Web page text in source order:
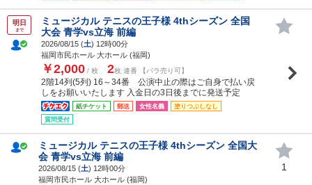
明日
まで
ミュージカル テニスの王子様 4thシーズン 全国
大会 青学vs立海 前編
2026/08/15 (土) 12時00分
福岡市民ホール 大ホール (福岡)
￥2,000 / 枚 2枚 連番 【バラ売り可】
2階14列(5列) 16～34番 公演中止の際はご自身で払い戻
しをお願いいたします 入金日の3日後までに発送予定
紙チケット 郵送 女性名義
塗りつぶしなし
質問受付
ミュージカル テニスの王子様 4thシーズン 全国大
会 青学vs立海 前編
2026/08/15 (土) 12時00分
福岡市民ホール 大ホール (福岡)
1